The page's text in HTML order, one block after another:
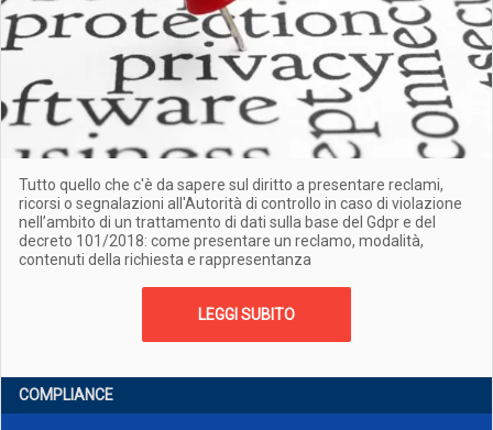
Tutto quello che c'è da sapere sul diritto a presentare reclami,
ricorsi o segnalazioni all'Autorità di controllo in caso di violazione
nell’ambito di un trattamento di dati sulla base del Gdpr e del
decreto 101/2018: come presentare un reclamo, modalità,
contenuti della richiesta e rappresentanza
LEGGI SUBITO
COMPLIANCE